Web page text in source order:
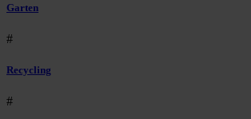
Garten
#
Recycling
#